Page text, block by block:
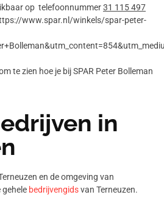
op telefoonnummer31 115 497
www.spar.nl/winkels/spar-peter-
te zien hoe je bij SPAR Peter Bolleman
in
en de omgeving van
gehele bedrijvengidsvan Terneuzen.